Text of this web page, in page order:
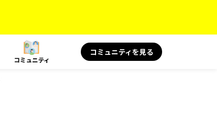
コミュニティ
コミュニティを見る